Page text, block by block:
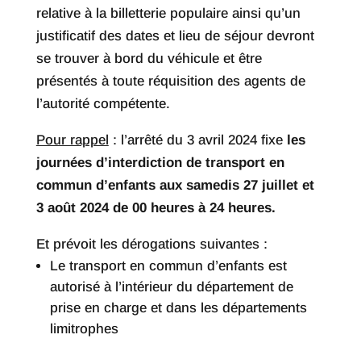
relative à la billetterie populaire ainsi qu’un
justificatif des dates et lieu de séjour devront
se trouver à bord du véhicule et être
présentés à toute réquisition des agents de
l’autorité compétente.
Pour rappel : l’arrêté du 3 avril 2024 fixe les
journées d’interdiction de transport en
commun d’enfants aux samedis 27 juillet et
3 août 2024 de 00 heures à 24 heures.
Et prévoit les dérogations suivantes :
Le transport en commun d’enfants est
autorisé à l’intérieur du département de
prise en charge et dans les départements
limitrophes